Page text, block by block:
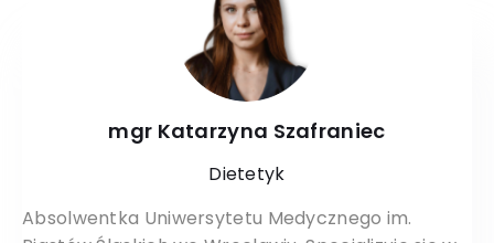
mgr Katarzyna Szafraniec
Dietetyk
Absolwentka Uniwersytetu Medycznego im.